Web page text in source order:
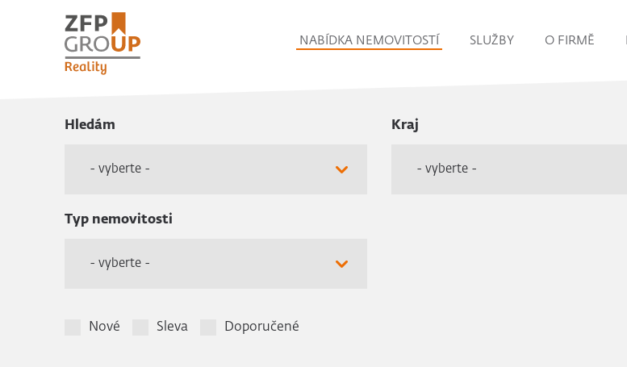
NABÍDKA NEMOVITOSTÍ SLUŽBY O FIRMĚ
Hledám
- vyberte -
Kraj
- vyberte -
Typ nemovitosti
- vyberte -
Nové Sleva Doporučené